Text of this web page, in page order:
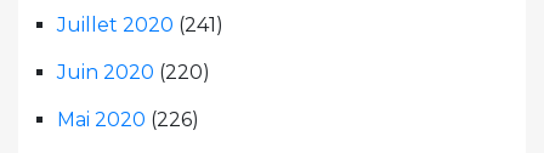
Juillet 2020 (241)
Juin 2020 (220)
Mai 2020 (226)